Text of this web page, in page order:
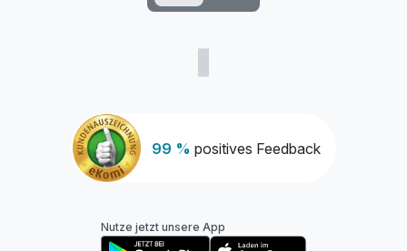
99 % positives Feedback
Nutze jetzt unsere App